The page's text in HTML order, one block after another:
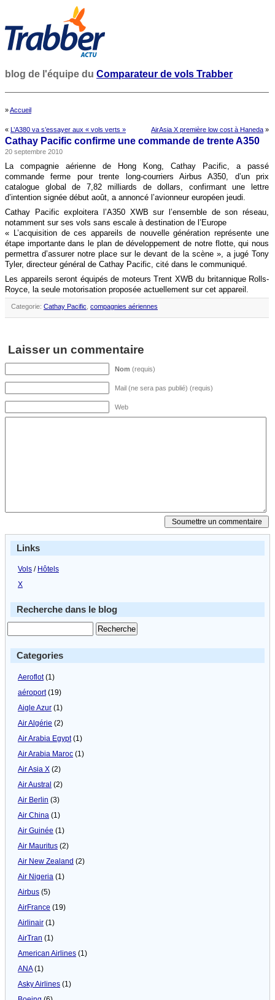
blog de l'équipe du Comparateur de vols Trabber
»Accueil
« L’A380 va s’essayer aux « vols verts » AirAsia X première low cost à Haneda »
Cathay Pacific confirme une commande de trente A350
20 septembre 2010
La compagnie aérienne de Hong Kong, Cathay Pacific, a passé
commande ferme pour trente long-courriers Airbus A350, d’un prix
catalogue global de 7,82 milliards de dollars, confirmant une lettre
d’intention signée début août, a annoncé l’avionneur européen jeudi.
Cathay Pacific exploitera l’A350 XWB sur l’ensemble de son réseau,
notamment sur ses vols sans escale à destination de l’Europe
« L’acquisition de ces appareils de nouvelle génération représente une
étape importante dans le plan de développement de notre flotte, qui nous
permettra d’assurer notre place sur le devant de la scène », a jugé Tony
Tyler, directeur général de Cathay Pacific, cité dans le communiqué.
Les appareils seront équipés de moteurs Trent XWB du britannique Rolls-
Royce, la seule motorisation proposée actuellement sur cet appareil.
Categorie: Cathay Pacific compagnies aériennes
Laisser un commentaire
Nom (requis)
Mail (ne sera pas publié) (requis)
Web
Links
Vols / Hôtels
X
Recherche dans le blog
Categories
Aeroflot(1)
aéroport(19)
Aigle Azur (1)
Air Algérie (2)
Air Arabia Egypt(1)
Air Arabia Maroc (1)
Air Asia X (2)
Air Austral (2)
Air Berlin (3)
Air China (1)
Air Guinée (1)
Air Mauritus (2)
Air New Zealand (2)
Air Nigeria (1)
Airbus (5)
AirFrance (19)
Airlinair (1)
AirTran (1)
American Airlines (1)
ANA(1)
Asky Airlines (1)